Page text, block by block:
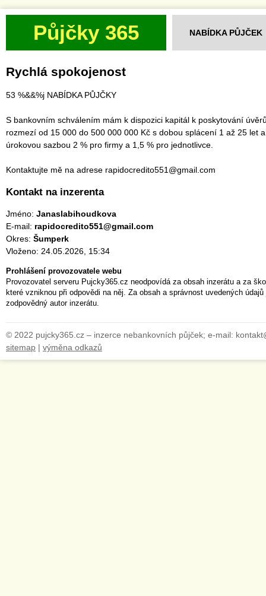
Půjčky 365 NABÍDKA PŮJČEK
Rychlá spokojenost
53 %&&%j NABÍDKA PŮJČKY
S bankovním schválením mám k dispozici kapitál k poskytování
rozmezí od 15 000 do 500 000 000 Kč s dobou splácení 1 až 25 let a
úrokovou sazbou 2 % pro firmy a 1,5 % pro jednotlivce.
Kontaktujte mě na adrese rapidocredito551@gmail.com
Kontakt na inzerenta
Jméno: Janaslabihoudkova
E-mail: rapidocredito551@gmail.com
Okres: Šumperk
Vloženo: 24.05.2026, 15:34
Prohlášení provozovatele webu
Provozovatel serveru Pujcky365.cz neodpovídá za obsah inzerátu a za
které vzniknou při odpovědi na něj. Za obsah a správnost uvedených
zodpovědný autor inzerátu.
© 2022 pujcky365.cz – inzerce nebankovních půjček; e-mail:
sitemap | výměna odkazů